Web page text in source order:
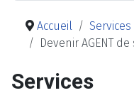
Accueil Services
Devenir AGENT
Services